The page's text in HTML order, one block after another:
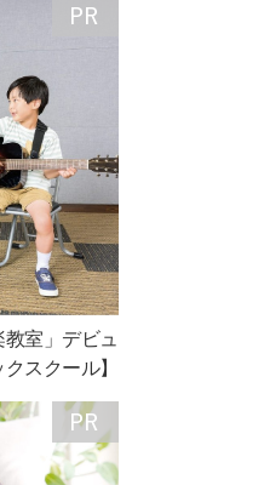
室」デビュ
スクール】